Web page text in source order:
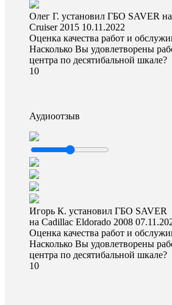
Олег Г. установил ГБО SAVER
Cruiser 2015 10.11.2022
Оценка качества работ и
Насколько Вы удовлетворены
центра по десятибальной шкале?
10
Аудиоотзыв
Игорь К. установил ГБО SAVER
на Cadillac Eldorado 2008
Оценка качества работ и
Насколько Вы удовлетворены
центра по десятибальной шкале?
10